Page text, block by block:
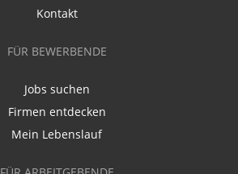
Kontakt
FÜR BEWERBENDE
Jobs suchen
Firmen entdecken
Mein Lebenslauf